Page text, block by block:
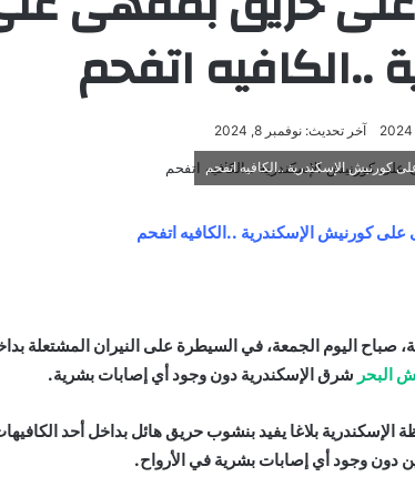
..الكافيه اتفحم
آخر تحديث: نوفمبر 8, 2024
كورنيش الإسكندرية ..الكافيه اتفحم
كورنيش الإسكندرية ..الكافيه اتفحم
صباح اليوم الجمعة، في السيطرة على النيران المشتعلة
البحر شرق الإسكندرية دون وجود أي إصابات بشرية.
الإسكندرية بلاغا يفيد بنشوب حريق هائل بداخل أحد
دون وجود أي إصابات بشرية في الأرواح.